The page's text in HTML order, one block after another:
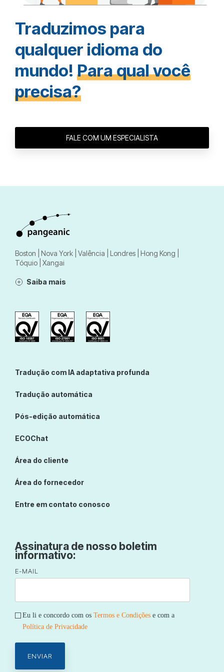
Traduzimos para
qualquer idioma do
mundo! Para qual você
precisa?
FALE COM UM ESPECIALISTA
Boston | Nova York | Valência | Londres | Hong Kong |
Tóquio | Xangai
Saiba mais
Tradução com IA adaptativa profunda
Tradução automática
Pós-edição automática
ECOChat
Área do cliente
Área do fornecedor
Entre em contato conosco
Assinatura de nosso boletim
informativo:
E-MAIL
Eu li e concordo com os Termos e Condições e com a
Política de Privacidade